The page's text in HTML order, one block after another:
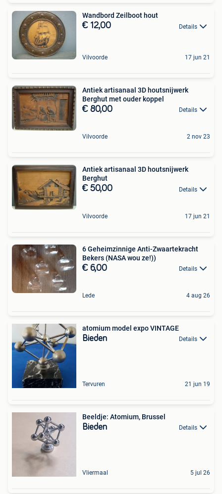
Wandbord Zeilboot hout
€ 12,00 Details
Vilvoorde 17 jun 21
Antiek artisanaal 3D houtsnijwerk
Berghut met ouder koppel
€ 80,00 Details
Vilvoorde 2 nov 23
Antiek artisanaal 3D houtsnijwerk
Berghut
€ 50,00 Details
Vilvoorde 17 jun 21
6 Geheimzinnige Anti-Zwaartekracht
Bekers (NASA wou ze!))
€ 6,00 Details
Lede 4 aug 26
atomium model expo VINTAGE
Bieden Details
Tervuren 21 jun 19
Beeldje: Atomium, Brussel
Bieden Details
Vliermaal 5 jul 26